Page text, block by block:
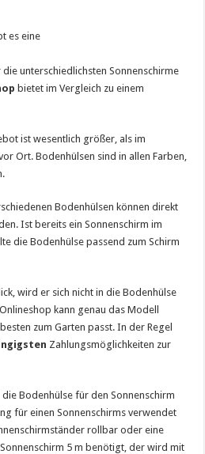
es eine
unterschiedlichsten Sonnenschirme
bietet im Vergleich zu einem
ist wesentlich größer, als im
Ort. Bodenhülsen sind in allen Farben,
Bodenhülsen können direkt
Ist bereits ein Sonnenschirm im
die Bodenhülse passend zum Schirm
wird er sich nicht in die Bodenhülse
kann genau das Modell
zum Garten passt. In der Regel
Zahlungsmöglichkeiten zur
Bodenhülse für den Sonnenschirm
für einen Sonnenschirms verwendet
rollbar oder eine
5 m benötigt, der wird mit